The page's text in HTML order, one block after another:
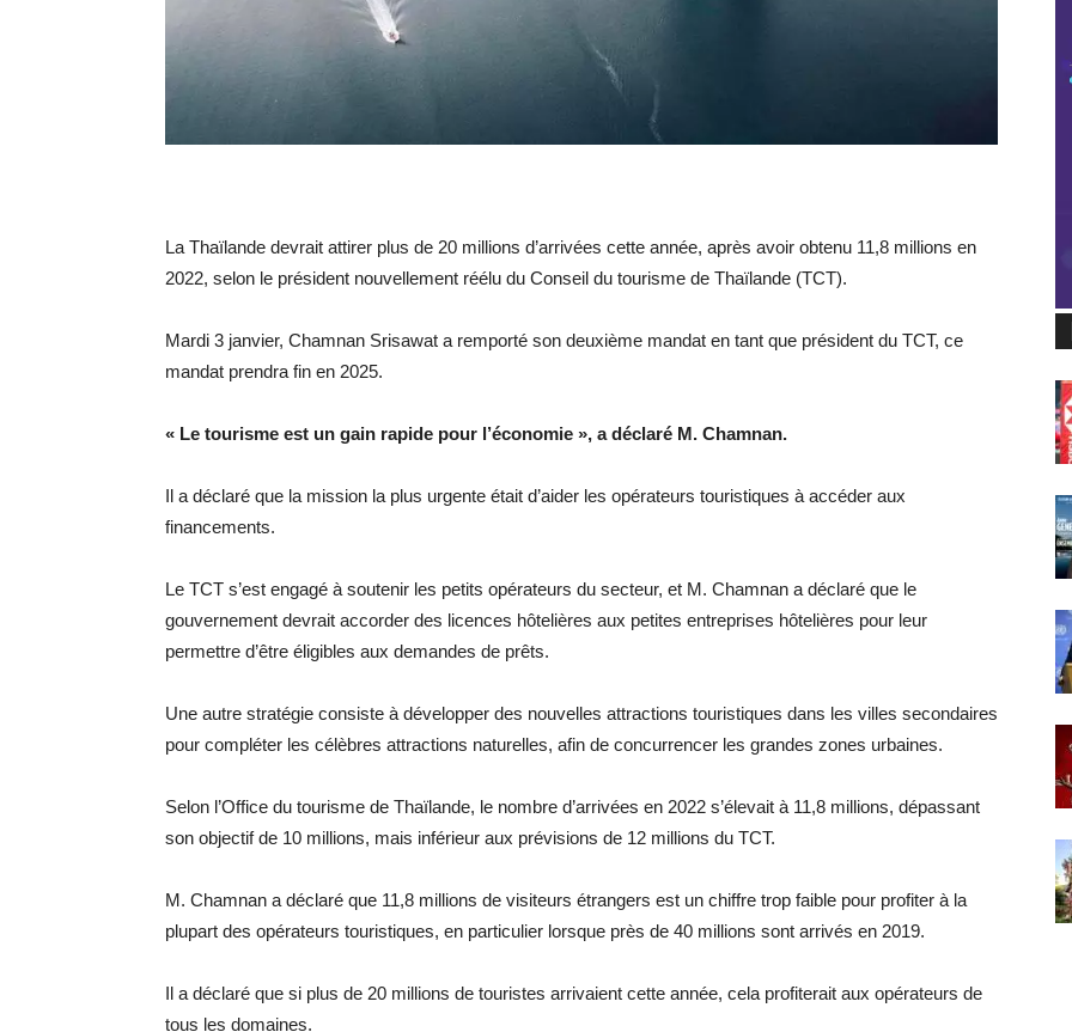
La Thaïlande devrait attirer plus de 20 millions d’arrivées cette année, après avoir obtenu 11,8 millions en
2022, selon le président nouvellement réélu du Conseil du tourisme de Thaïlande (TCT).
Mardi 3 janvier, Chamnan Srisawat a remporté son deuxième mandat en tant que président du TCT, ce
mandat prendra fin en 2025.
« Le tourisme est un gain rapide pour l’économie », a déclaré M. Chamnan.
Il a déclaré que la mission la plus urgente était d’aider les opérateurs touristiques à accéder aux
financements.
Le TCT s’est engagé à soutenir les petits opérateurs du secteur, et M. Chamnan a déclaré que le
gouvernement devrait accorder des licences hôtelières aux petites entreprises hôtelières pour leur
permettre d’être éligibles aux demandes de prêts.
Une autre stratégie consiste à développer des nouvelles attractions touristiques dans les villes secondaires
pour compléter les célèbres attractions naturelles, afin de concurrencer les grandes zones urbaines.
Selon l’Office du tourisme de Thaïlande, le nombre d’arrivées en 2022 s’élevait à 11,8 millions, dépassant
son objectif de 10 millions, mais inférieur aux prévisions de 12 millions du TCT.
M. Chamnan a déclaré que 11,8 millions de visiteurs étrangers est un chiffre trop faible pour profiter à la
plupart des opérateurs touristiques, en particulier lorsque près de 40 millions sont arrivés en 2019.
Il a déclaré que si plus de 20 millions de touristes arrivaient cette année, cela profiterait aux opérateurs de
tous les domaines.